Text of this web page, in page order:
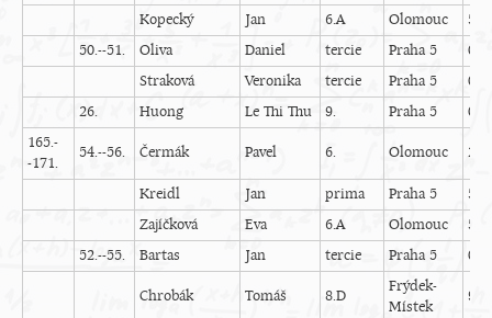
Kopecký Jan 6.A Olomouc
5
50.--51.
Oliva Daniel tercie Praha 5
0
Straková
Veronika tercie Praha 5
0
26.
Huong Le Thi Thu 9. Praha 5
0
165.-
-171.
54.--56. Čermák Pavel 6. Olomouc 2
Kreidl Jan prima Praha 5
5
Zajíčková
Eva 6.A Olomouc
5
52.--55.
Bartas Jan tercie Praha 5 0
Chrobák Tomáš 8.D
Frýdek-
Místek
9